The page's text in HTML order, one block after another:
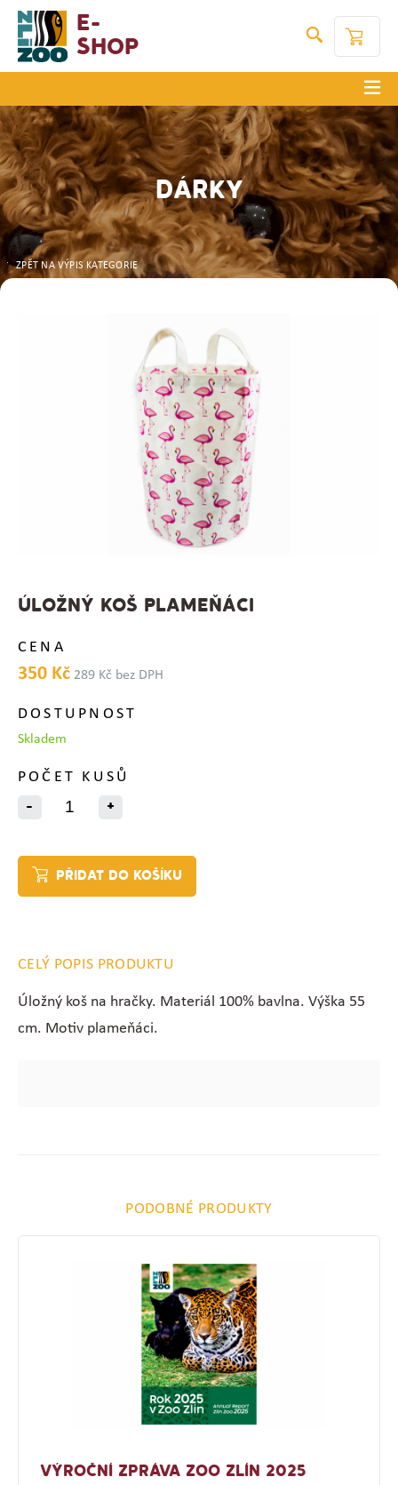
E-
Shop
DÁRKY
ZPĚT NA VÝPIS KATEGORIE
ÚLOŽNÝ KOŠ PLAMEŇÁCI
CENA
350 Kč 289 Kč bez DPH
DOSTUPNOST
Skladem
POČET KUSŮ
-
+
PŘIDAT DO KOŠÍKU
CELÝ POPIS PRODUKTU
Úložný koš na hračky. Materiál 100% bavlna. Výška 55
cm. Motiv plameňáci.
PODOBNÉ PRODUKTY
VÝROČNÍ ZPRÁVA ZOO ZLÍN 2025